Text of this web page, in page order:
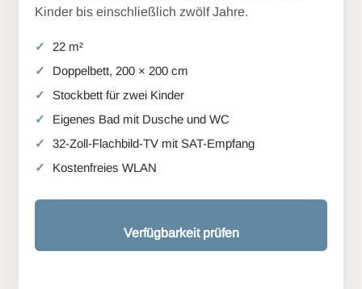
Kinder bis einschließlich zwölf Jahre.
22 m²
Doppelbett, 200 × 200 cm
Stockbett für zwei Kinder
Eigenes Bad mit Dusche und WC
32-Zoll-Flachbild-TV mit SAT-Empfang
Kostenfreies WLAN
Verfügbarkeit prüfen